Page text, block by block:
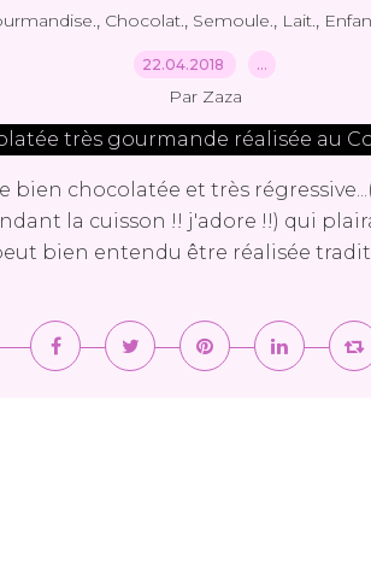
, Chocolat., Semoule., Lait.,
22.04.2018 …
Par Zaza
bien chocolatée et très
la cuisson !! j'adore !!) qui
bien entendu être réalisée